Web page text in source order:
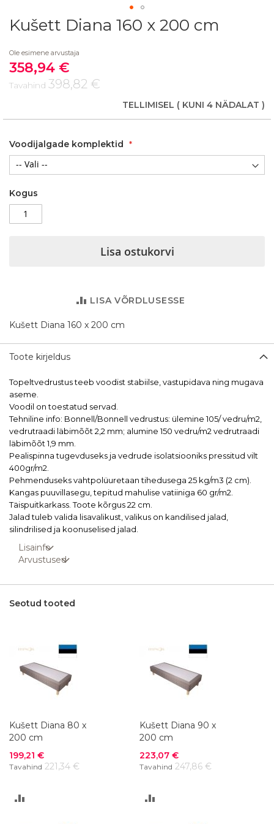
Skip
to
beginning
of
the
Kušett Diana 160 x 200 cm
Ole esimene arvustaja
Soodushind
358,94 €
Tavahind 398,82 €
TELLIMISEL ( KUNI 4 NÄDALAT )
Voodijalgade komplektid
Kogus
Lisa ostukorvi
LISA VÕRDLUSESSE
Kušett Diana 160 x 200 cm
Toote kirjeldus
Topeltvedrustus teeb voodist stabiilse, vastupidava ning mugava
aseme.
Voodil on toestatud servad.
Tehniline info: Bonnell/Bonnell vedrustus: ülemine 105/ vedru/m2,
vedrutraadi läbimõõt 2,2 mm; alumine 150 vedru/m2 vedrutraadi
läbimõõt 1,9 mm.
Pealispinna tugevduseks ja vedrude isolatsiooniks pressitud vilt
400gr/m2.
Pehmenduseks vahtpolüuretaan tihedusega 25 kg/m3 (2 cm).
Kangas puuvillasegu, tepitud mahulise vatiiniga 60 gr/m2.
Täispuitkarkass. Toote kõrgus 22 cm.
Jalad tuleb valida lisavalikust, valikus on kandilised jalad,
silindrilised ja koonuselised jalad.
Lisainfo
Arvustused
Seotud tooted
Kušett Diana 80 x
200 cm
Soodushind
199,21 €
Tavahind 221,34 €
Kušett Diana 90 x
200 cm
Soodushind
223,07 €
Tavahind 247,86 €